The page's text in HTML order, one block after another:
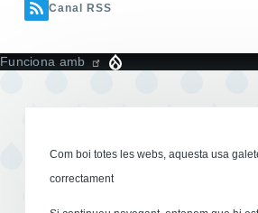
Canal RSS
Funciona amb
Com boi totes les webs, aquesta usa
correctament